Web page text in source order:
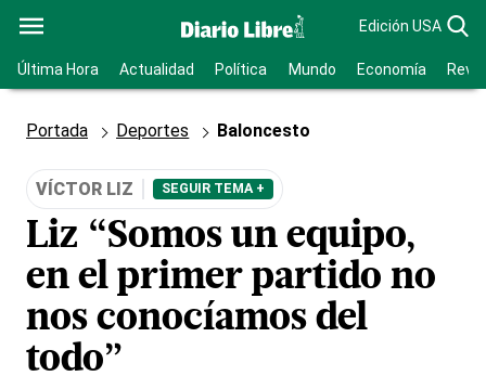
Edición USA
Última Hora Actualidad Política Mundo Economía
Portada Deportes Baloncesto
VÍCTOR LIZ SEGUIR TEMA +
Liz “Somos un equipo,
en el primer partido no
nos conocíamos del
todo”